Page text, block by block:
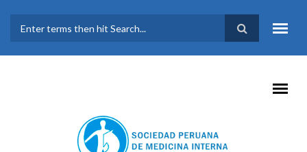
FORMULARIO DE
BÚSQUEDA